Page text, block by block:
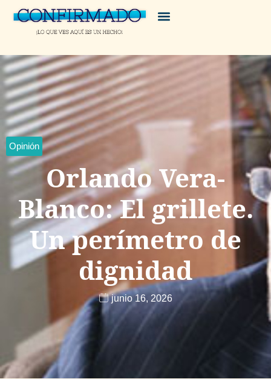
Opinión
Orlando Vera-
Blanco: El grillete.
Un perímetro de
dignidad
junio 16, 2026